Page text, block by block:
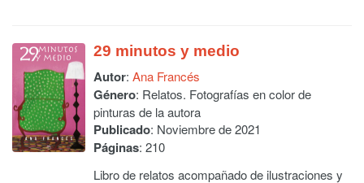
29 minutos y medio
Autor: Ana Francés
Género: Relatos. Fotografías en color de
pinturas de la autora
Publicado: Noviembre de 2021
Páginas: 210
Libro de relatos acompañado de ilustraciones y